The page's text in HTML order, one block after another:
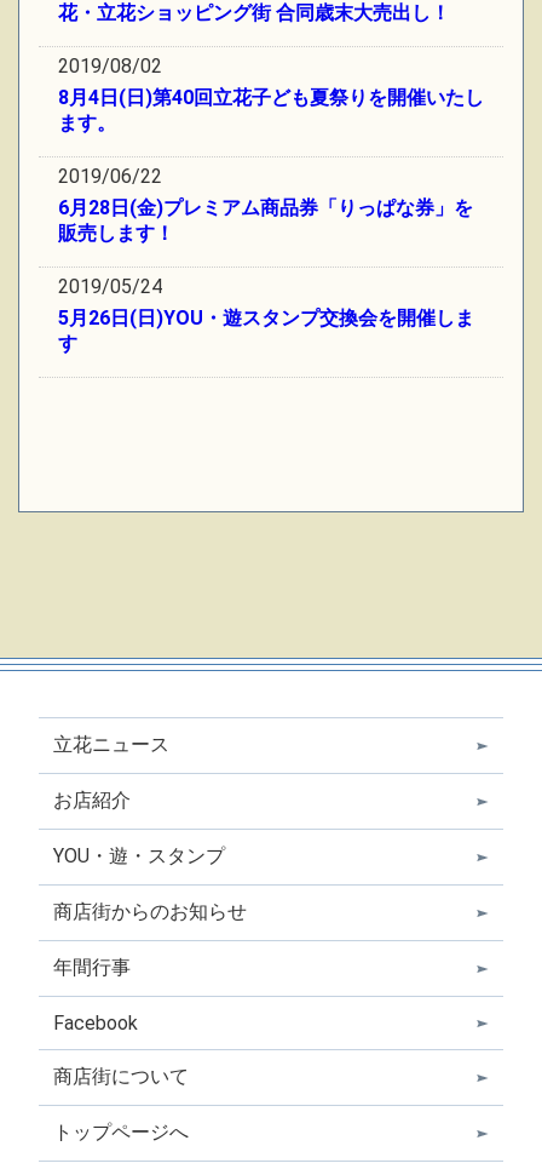
花・立花ショッピング街 合同歳末大売出し！
2019/08/02
8月4日(日)第40回立花子ども夏祭りを開催いたし
ます。
2019/06/22
6月28日(金)プレミアム商品券「りっぱな券」を
販売します！
2019/05/24
5月26日(日)YOU・遊スタンプ交換会を開催しま
す
立花ニュース
お店紹介
YOU・遊・スタンプ
商店街からのお知らせ
年間行事
Facebook
商店街について
トップページへ